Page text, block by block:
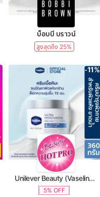
บ็อบบี้ บราวน์
สูงสุดถึง 25%
-11%
Unilever Beauty (Vaseline, Dove, TRESemme, Clear)
5% OFF